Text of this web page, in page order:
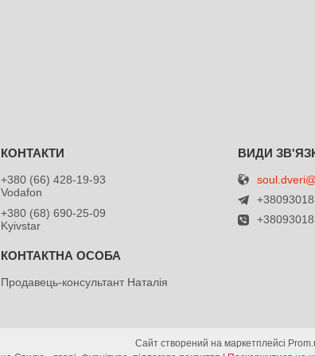
+380 (66) 428-19-93
Vodafon
+380 (68) 690-25-09
Kyivstar
Продавець-консультант Наталія
Сайт створений на маркетплейсі